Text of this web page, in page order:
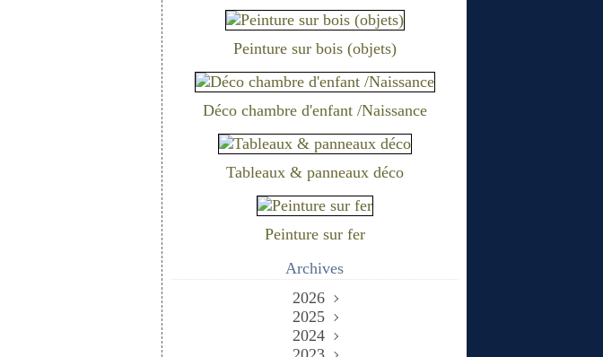
Peinture sur bois (objets)
Déco chambre d'enfant /Naissance
Tableaux & panneaux déco
Peinture sur fer
Archives
2026
Juin (2)
Mai (1)
2025
Décembre
2024